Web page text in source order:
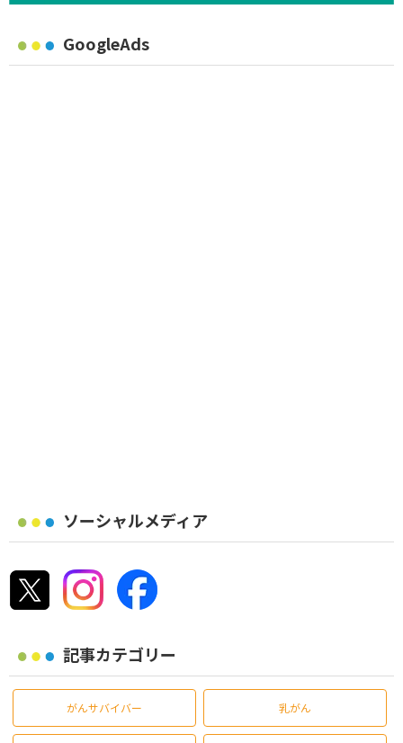
GoogleAds
ソーシャルメディア
記事カテゴリー
がんサバイバー 乳がん